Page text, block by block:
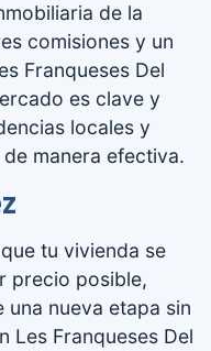
de la
comisiones y un
Franqueses Del
es clave y
locales y
manera efectiva.
tu vivienda se
precio posible,
nueva etapa sin
Les Franqueses Del